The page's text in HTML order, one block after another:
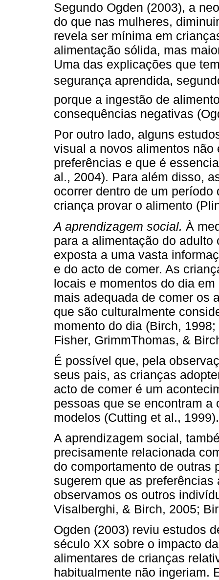
Segundo Ogden (2003), a
do que nas mulheres,
revela ser mínima em
alimentação sólida, mas
Uma das explicações que
segurança aprendida,
porque a ingestão de
consequências negativas
Por outro lado, alguns
visual a novos alimentos
preferências e que é
al., 2004). Para além disso,
ocorrer dentro de um
criança provar o alimento
A aprendizagem social. À
para a alimentação do
exposta a uma vasta
e do acto de comer. As
locais e momentos do dia
mais adequada de comer os
que são culturalmente
momento do dia (Birch,
Fisher, GrimmThomas, &
É possível que, pela
seus pais, as crianças
acto de comer é um
pessoas que se encontram
modelos (Cutting et al., 1999).
A aprendizagem social,
precisamente relacionada
do comportamento de outras
sugerem que as
observamos os outros
Visalberghi, & Birch, 2005;
Ogden (2003) reviu estudos
século XX sobre o impacto
alimentares de crianças
habitualmente não ingeriam.